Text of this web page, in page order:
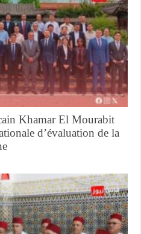
Khamar El Mourabit
d’évaluation de la